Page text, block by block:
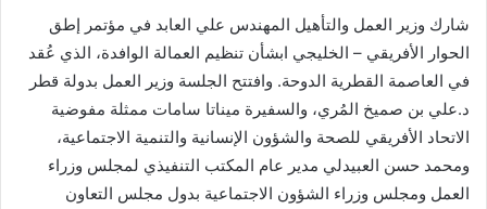
شارك وزير العمل والتأهيل المهندس علي العابد في مؤتمر إطق
الحوار الأفريقي – الخليجي ابشأن تنظيم العمالة الوافدة، الذي عُقد
في العاصمة القطرية الدوحة. وافتتح الجلسة وزير العمل بدولة قطر
د.علي بن صميخ المُري، والسفيرة ميناتا سامات ممثلة مفوضية
الاتحاد الأفريقي للصحة والشؤون الإنسانية والتنمية الاجتماعية،
ومحمد حسن العبيدلي مدير عام المكتب التنفيذي لمجلس وزراء
العمل ومجلس وزراء الشؤون الاجتماعية بدول مجلس التعاون